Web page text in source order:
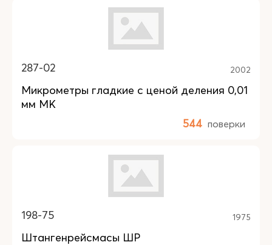
287-02 2002
Микрометры гладкие с ценой деления 0,01
мм МК
544 поверки
198-75 1975
Штангенрейсмасы ШР